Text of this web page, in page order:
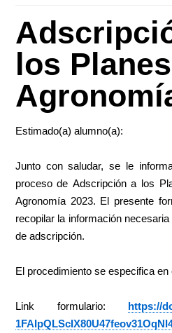
los
Estimado(a) alumno(a):
Junto con saludar, se le
proceso de Adscripcióna los
Agronomía 2023. El presente
recopilar la información
de adscripción.
El procedimiento se especifica en
Link formulario: https://